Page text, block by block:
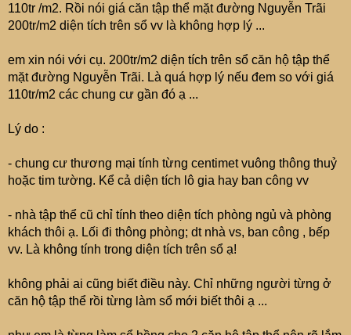
110tr /m2. Rồi nói giá căn tập thể mặt đường Nguyễn Trãi
200tr/m2 diện tích trên sổ vv là không hợp lý ...
em xin nói với cụ. 200tr/m2 diện tích trên sổ căn hộ tập thể
mặt đường Nguyễn Trãi. Là quá hợp lý nếu đem so với giá
110tr/m2 các chung cư gần đó ạ ...
Lý do :
- chung cư thương mại tính từng centimet vuông thông thuỷ
hoặc tim tường. Kể cả diện tích lô gia hay ban công vv
- nhà tập thể cũ chỉ tính theo diện tích phòng ngủ và phòng
khách thôi ạ. Lối đi thông phòng; dt nhà vs, ban công , bếp
vv. Là không tính trong diện tích trên sổ ạ!
không phải ai cũng biết điều này. Chỉ những người từng ở
căn hộ tập thể rồi từng làm sổ mới biết thôi ạ ...